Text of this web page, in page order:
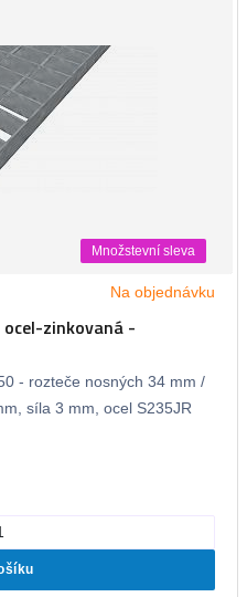
Množstevní sleva
Na objednávku
zinkovaná -
- rozteče nosných 34 mm /
síla 3 mm, ocel S235JR